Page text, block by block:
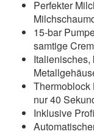
Perfekter
15-bar
samtige
Thermoblock
nur 40
Inklusive